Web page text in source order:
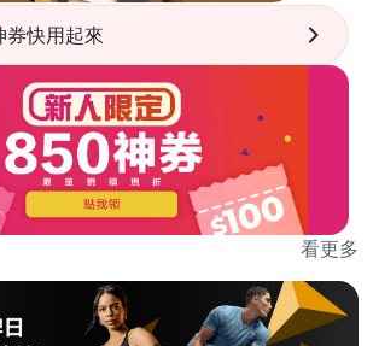
快用起來
看更多